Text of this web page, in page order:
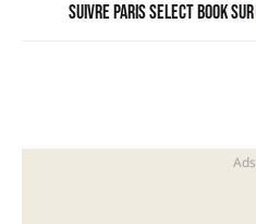
Suivre Paris Select Book sur